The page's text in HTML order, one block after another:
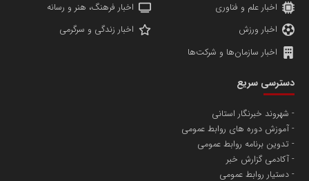
پایگاه خبری نهضت ملی مسکن
سازمان بورس و اوراق بهادار
مرجع اخبار موثق در بازارسرمایه
مدل اقتصادی
پروفایل خبریت را راه بنداز